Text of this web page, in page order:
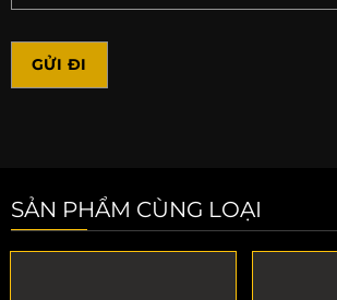
SẢN PHẨM CÙNG LOẠI